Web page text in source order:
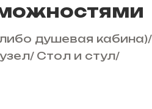
душевая кабина)/
/ Стол и стул/